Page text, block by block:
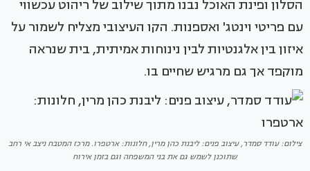
הסלון ופינת האוכל נבנו מתוך שילוב של ריהוט עכשווי
עם פריטי וינטג' ואספנות. הקו העיצובי מצליח לשמור על
איזון בין אלגנטיות לבין נינוחות אמיתית, בית שנראה
מוקפד אך גם מרגיש שחיים בו.
צילום: עודד סמדר, עיצוב פנים: ליבנת כהן מרין, חלונות: ארטפרו. מרכז המטבח ניצב אי רחב
שתוכנן לשמש גם את בני המשפחה וגם בזמן אירוח